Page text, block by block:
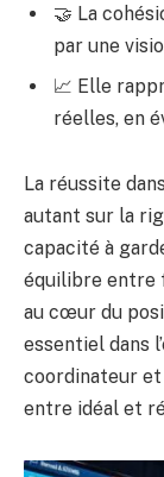
🤝 La
par une
📈 Elle
réelles, en
La réussite
autant sur la
capacité à
équilibre entre
au cœur du
essentiel dans
coordinateur
entre idéal et